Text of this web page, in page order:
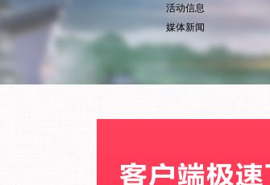
活动信息
媒体新闻